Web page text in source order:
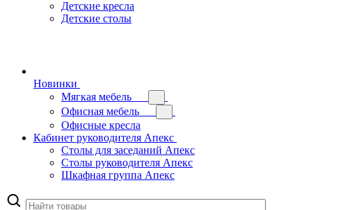
Детские кресла
Детские столы
Новинки
Мягкая мебель
Офисная мебель
Офисные кресла
Кабинет руководителя Апекс
Столы для заседаний Апекс
Столы руководителя Апекс
Шкафная группа Апекс